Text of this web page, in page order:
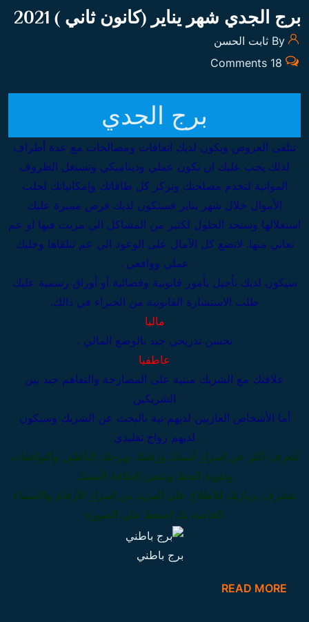
برج الجدي شهر يناير (كانون ثاني ) 2021
18 Comments
برج الجدي
تتلقى العروض ويكون لديك اتفاقات ومصالحات مع عدة أطراف
لذلك يجب عليك ان تكون عملي وديناميكي وتستغل الظروف
المواتية لتخدم مصلحتك وتركز كل طاقاتك وإمكانياتك لجلب
الأموال خلال شهر يناير فستكون لديك فرص مميزة عليك
استغلالها وستجد الحلول لكثير من المشاكل الي مريت فيها او عم
تعاني منها. لاتضع كل الآمال على الوعود الي عم تتلقاها وخليك
عملي وواقعي .
سيكون لديك تأجيل بأمور قانونية وقضائية أو أوراق رسمية عليك
طلب الاستشارة القانونية من الخبراء في ذالك.
ماليا
تحسن تدريجي جيد بالوضع المالي .
عاطفيا
علاقتك مع الشريك مبنية على المصارحة والتفاهم جيد بين
الشريكين
أما الأشخاص العازبين لديهم نية بالبحث عن الشريك وسيكون
لديهم زواج تقليدي
لتعرف اكثر عن اسرار أسمك ورقمك وبرجك الباطني والتوافقات
وتقوية الحظ وشحن الطاقة لأسمك
نتشرف بزيارتك للاطلاع على المزيد من اسرار الأرقام والاسماء
الخاصة بك اضغط على الصورة
برج باطني
READ MORE